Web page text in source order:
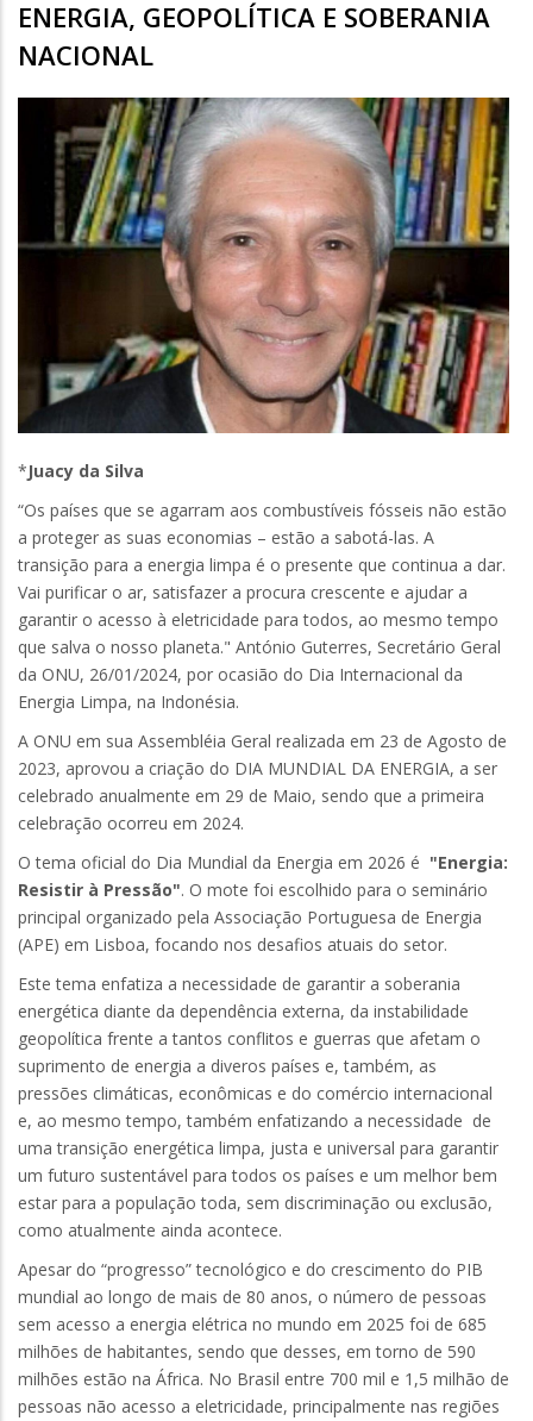
ENERGIA, GEOPOLÍTICA E SOBERANIA
NACIONAL
*Juacy da Silva
“Os países que se agarram aos combustíveis fósseis não estão
a proteger as suas economias – estão a sabotá-las. A
transição para a energia limpa é o presente que continua a dar.
Vai purificar o ar, satisfazer a procura crescente e ajudar a
garantir o acesso à eletricidade para todos, ao mesmo tempo
que salva o nosso planeta." António Guterres, Secretário Geral
da ONU, 26/01/2024, por ocasião do Dia Internacional da
Energia Limpa, na Indonésia.
A ONU em sua Assembléia Geral realizada em 23 de Agosto de
2023, aprovou a criação do DIA MUNDIAL DA ENERGIA, a ser
celebrado anualmente em 29 de Maio, sendo que a primeira
celebração ocorreu em 2024.
O tema oficial do Dia Mundial da Energia em 2026 é "Energia:
Resistir à Pressão". O mote foi escolhido para o seminário
principal organizado pela Associação Portuguesa de Energia
(APE) em Lisboa, focando nos desafios atuais do setor.
Este tema enfatiza a necessidade de garantir a soberania
energética diante da dependência externa, da instabilidade
geopolítica frente a tantos conflitos e guerras que afetam o
suprimento de energia a diveros países e, também, as
pressões climáticas, econômicas e do comércio internacional
e, ao mesmo tempo, também enfatizando a necessidade de
uma transição energética limpa, justa e universal para garantir
um futuro sustentável para todos os países e um melhor bem
estar para a população toda, sem discriminação ou exclusão,
como atualmente ainda acontece.
Apesar do “progresso” tecnológico e do crescimento do PIB
mundial ao longo de mais de 80 anos, o número de pessoas
sem acesso a energia elétrica no mundo em 2025 foi de 685
milhões de habitantes, sendo que desses, em torno de 590
milhões estão na África. No Brasil entre 700 mil e 1,5 milhão de
pessoas não acesso a eletricidade, principalmente nas regiões